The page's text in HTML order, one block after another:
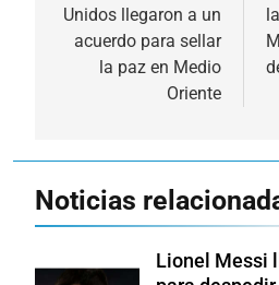
entradas
Unidos llegaron a un
acuerdo para sellar
la paz en Medio
Oriente
Noticias
Lionel Messi